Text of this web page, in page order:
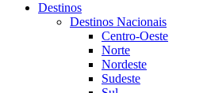
Destinos
Destinos Nacionais
Centro-Oeste
Norte
Nordeste
Sudeste